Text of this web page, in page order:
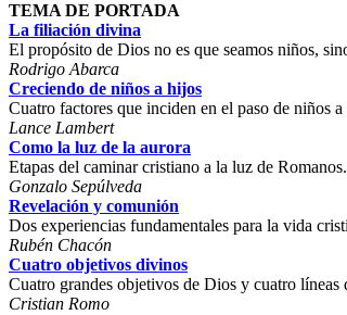
TEMA DE PORTADA
La filiación divina
El propósito de Dios no es que seamos niños,
Rodrigo Abarca
Creciendo de niños a hijos
Cuatro factores que inciden en el paso de niños
Lance Lambert
Como la luz de la aurora
Etapas del caminar cristiano a la luz de Romanos.
Gonzalo Sepúlveda
Revelación y comunión
Dos experiencias fundamentales para la vida
Rubén Chacón
Cuatro objetivos divinos
Cuatro grandes objetivos de Dios y cuatro líneas
Cristian Romo